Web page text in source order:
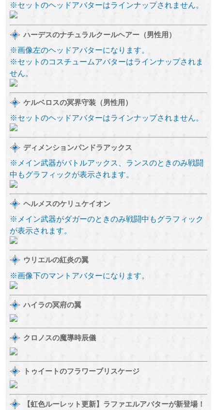
※セットのヘッドアバターはラインナップされません。
ハーデスのナチュラルクールヘアー（男性用）
※画像左のヘッドアバターになります。
※セットのコスチュームアバターはラインナップされま
せん。
ケルベロスの冥界守装（男性用）
※セットのヘッドアバターはラインナップされません。
ディメンションパンドラアックス
※メイン武器がバトルアックス、ランスのときのみ戦闘
中もグラフィックが表示されます。
ヘルメスのケリュケイオン
※メイン武器がダガーのときのみ戦闘中もグラフィック
が表示されます。
ウリエルの紅炎の翼
※画像下のマントアバターになります。
ハイラの冥府の翼
クロノスの魔導時辰儀
トゥイートのフラワーブリスケージ
【虹色ルーレット更新】ラファエルアバターが新登場！